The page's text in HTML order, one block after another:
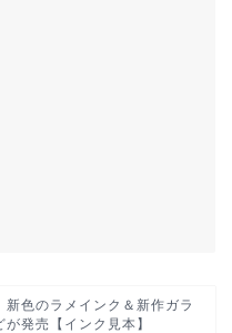
新色のラメインク＆新作ガラ
が発売【インク見本】